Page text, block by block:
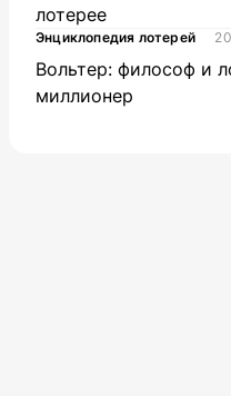
лотерее
Энциклопедия лотерей
Вольтер: философ и
миллионер